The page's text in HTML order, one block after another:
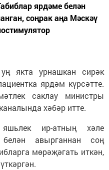
ярдәме белән
соңрак аңа Мәскәү
якта урнашкан сирәк
ярдәм күрсәтте.
саклау министры
хәбәр итте.
ир-атның хәле
белән авырганнан соң
мөрәҗәгать иткән,